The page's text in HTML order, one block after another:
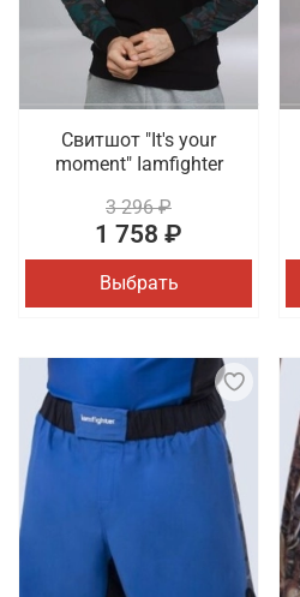
Свитшот "It's your
moment" Iamfighter
3 296 ₽
1 758 ₽
Выбрать